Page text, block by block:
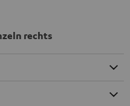
rechts